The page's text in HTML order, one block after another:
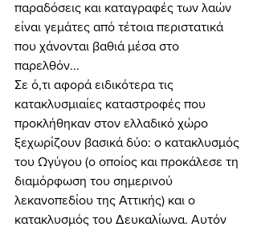
παραδόσεις και καταγραφές των λαών
είναι γεμάτες από τέτοια περιστατικά
που χάνονται βαθιά μέσα στο
παρελθόν...
Σε ό,τι αφορά ειδικότερα τις
κατακλυσμιαίες καταστροφές που
προκλήθηκαν στον ελλαδικό χώρο
ξεχωρίζουν βασικά δύο: ο κατακλυσμός
του Ωγύγου (ο οποίος και προκάλεσε τη
διαμόρφωση του σημερινού
λεκανοπεδίου της Αττικής) και ο
κατακλυσμός του Δευκαλίωνα. Αυτόν